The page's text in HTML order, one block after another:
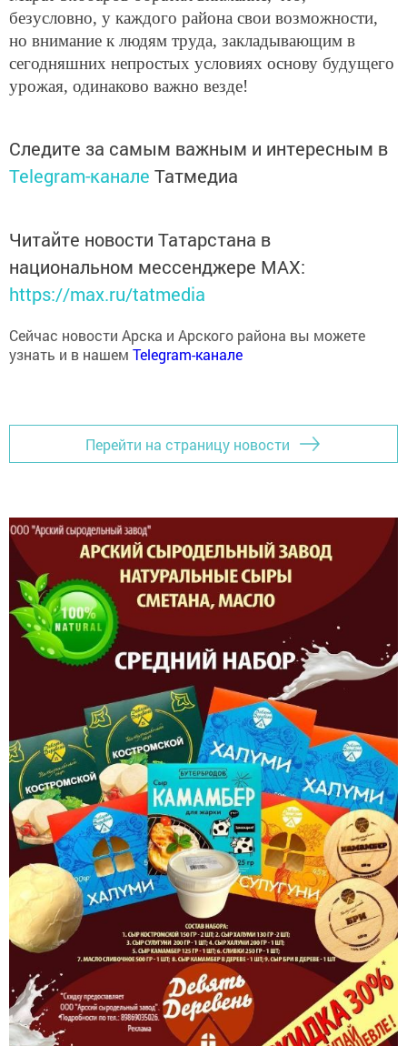
безусловно, у каждого района свои возможности,
но внимание к людям труда, закладывающим в
сегодняшних непростых условиях основу будущего
урожая, одинаково важно везде!
Следите за самым важным и интересным в
Telegram-канале Татмедиа
Читайте новости Татарстана в
национальном мессенджере MАХ:
https://max.ru/tatmedia
Сейчас новости Арска и Арского района вы можете
узнать и в нашем Telegram-канале
Перейти на страницу новости